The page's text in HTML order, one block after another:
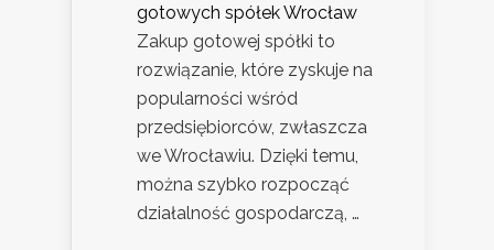
gotowych spółek Wrocław
Zakup gotowej spółki to
rozwiązanie, które zyskuje na
popularności wśród
przedsiębiorców, zwłaszcza
we Wrocławiu. Dzięki temu,
można szybko rozpocząć
działalność gospodarczą, …